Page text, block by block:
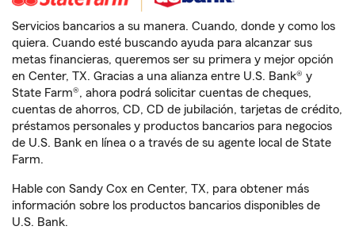
Servicios bancarios a su manera. Cuando, donde y como los
quiera. Cuando esté buscando ayuda para alcanzar sus
metas financieras, queremos ser su primera y mejor opción
en Center, TX. Gracias a una alianza entre U.S. Bank® y
State Farm®, ahora podrá solicitar cuentas de cheques,
cuentas de ahorros, CD, CD de jubilación, tarjetas de crédito,
préstamos personales y productos bancarios para negocios
de U.S. Bank en línea o a través de su agente local de State
Farm.
Hable con Sandy Cox en Center, TX, para obtener más
información sobre los productos bancarios disponibles de
U.S. Bank.